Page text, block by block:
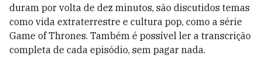
duram por volta de dez minutos, são discutidos temas
como vida extraterrestre e cultura pop, como a série
Game of Thrones. Também é possível ler a transcrição
completa de cada episódio, sem pagar nada.